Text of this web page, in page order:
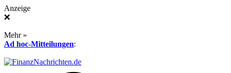
Anzeige
❌
Mehr »
Ad hoc-Mitteilungen: